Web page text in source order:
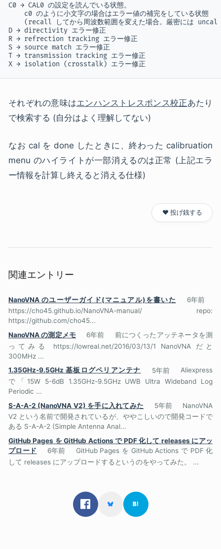
C0 → CAL0 の設定を読んでいる状態。
    c0 のように小文字の場合はエラー値の補完をしている状態
(recall してから周波数範囲を変えた場合。厳密には uncal
D → directivity エラー修正
R → refrection tracking エラー修正
S → source match エラー修正
T → transmission tracking エラー修正
X → isolation (crosstalk) エラー修正
それぞれの意味はエンハンストレスポンス校正あたり
で検索する (自分はよく理解してない)
なお cal を done したときに、終わった calibruation
menu のハイライトが一部消えるのは正常 (上記エラ
ー情報を計算し終えると消える仕様)
❤️ 投げ銭する
関連エントリー
NanoVNA のユーザーガイド(マニュアル)を書いた
6年前
https://cho45.github.io/NanoVNA-manual/ repo:
https://github.com/cho45...
NanoVNA の測定メモ
6年前
前につくったアッテネータを測
ってみる https://lowreal.net/2016/03/13/1 NanoVNA だと
300MHz ...
1.35GHz-9.5GHz 基板ログペリアンテナ
5年前
Aliexpress
で「15W 5-6dB 1.35GHz-9.5GHz UWB Ultra Wideband Log
Periodic ...
S-A-A-2 (NanoVNA V2) を手に入れてみた
5年前
NanoVNA
V2 という名前で開発されているが、ややこしいので開発コードで
ある S-A-A-2 (Simple Antenna Anal...
GitHub Pages を GitHub Actions で PDF 化して releases にアッ
プロード
6年前
GitHub Pages を GitHub Actions で PDF 化
して releases にアップロードするというのをやってみた。 ...